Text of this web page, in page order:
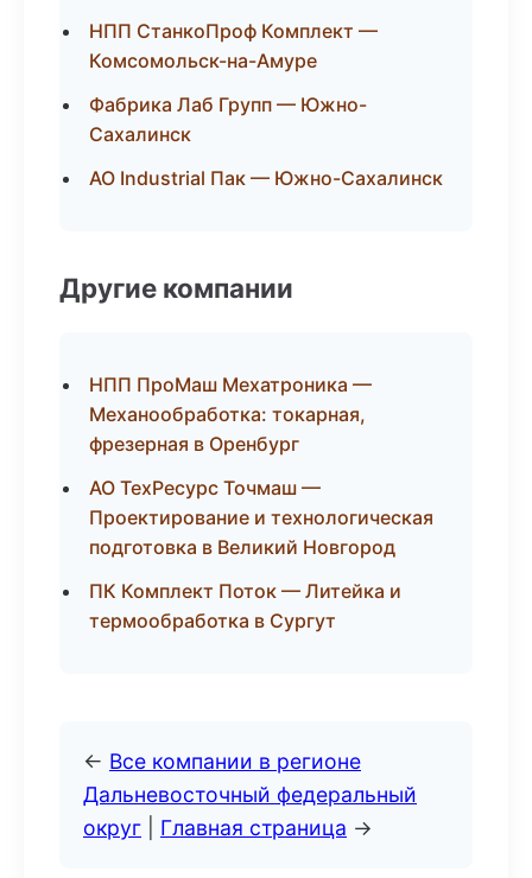
НПП СтанкоПроф Комплект —
Комсомольск-на-Амуре
Фабрика Лаб Групп — Южно-
Сахалинск
АО Industrial Пак — Южно-Сахалинск
Другие компании
НПП ПроМаш Мехатроника —
Механообработка: токарная,
фрезерная в Оренбург
АО ТехРесурс Точмаш —
Проектирование и технологическая
подготовка в Великий Новгород
ПК Комплект Поток — Литейка и
термообработка в Сургут
← Все компании в регионе
Дальневосточный федеральный
округ
Главная страница →